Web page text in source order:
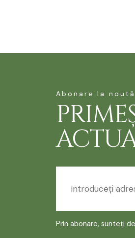
Abonare la
Prin abonare, sunteți